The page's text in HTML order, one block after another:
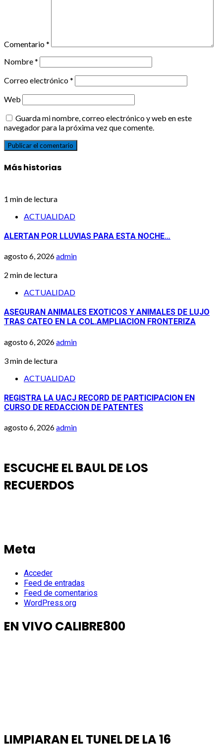
Comentario*
Nombre*
Correo electrónico*
Web
Guarda mi nombre, correo electrónico y web en este
navegador para la próxima vez que comente.
Más historias
1 min de lectura
ACTUALIDAD
ALERTAN POR LLUVIAS PARA ESTA NOCHE…
agosto 6, 2026admin
2 min de lectura
ACTUALIDAD
ASEGURAN ANIMALES EXOTICOS Y ANIMALES DE LUJO
TRAS CATEO EN LA COL.AMPLIACION FRONTERIZA
agosto 6, 2026admin
3 min de lectura
ACTUALIDAD
REGISTRA LA UACJ RECORD DE PARTICIPACION EN
CURSO DE REDACCION DE PATENTES
agosto 6, 2026admin
ESCUCHE EL BAUL DE LOS
RECUERDOS
Meta
Acceder
Feed de entradas
Feed de comentarios
WordPress.org
EN VIVO CALIBRE800
LIMPIARAN EL TUNEL DE LA 16